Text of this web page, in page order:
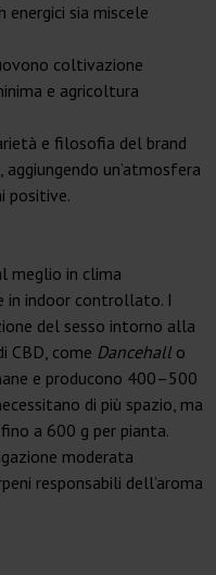
energici sia miscele
coltivazione
e agricoltura
e filosofia del brand
un’atmosfera
positive.
meglio in clima
in indoor controllato. I
del sesso intorno alla
CBD, come Dancehall o
e producono 400–500
di più spazio, ma
a 600 g per pianta.
moderata
responsabili dell’aroma